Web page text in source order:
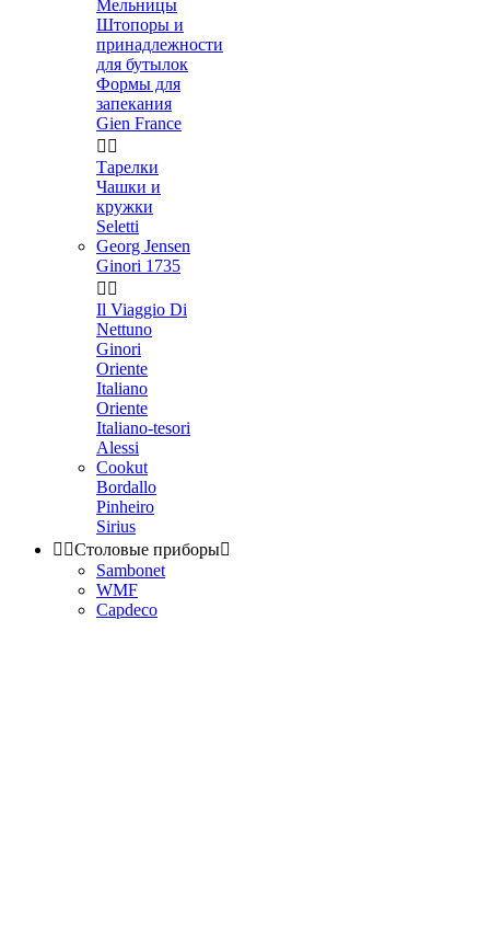
Мельницы
Штопоры и
принадлежности
для бутылок
Формы для
запекания
Gien France
 
Тарелки
Чашки и
кружки
Seletti
Georg Jensen
Ginori 1735
 
Il Viaggio Di
Nettuno
Ginori
Oriente
Italiano
Oriente
Italiano-tesori
Alessi
Cookut
Bordallo
Pinheiro
Sirius
 Столовые приборы
Sambonet
WMF
Capdeco